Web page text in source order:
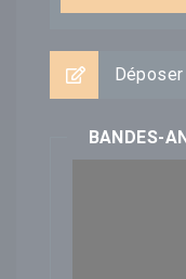
BANDES-